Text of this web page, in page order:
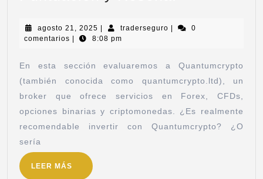
agosto 21, 2025 traderseguro
0
comentarios
8:08 pm
En esta sección evaluaremos a Quantumcrypto
(también conocida como quantumcrypto.ltd), un
broker que ofrece servicios en Forex, CFDs,
opciones binarias y criptomonedas. ¿Es realmente
recomendable invertir con Quantumcrypto? ¿O
sería
LEER MÁS